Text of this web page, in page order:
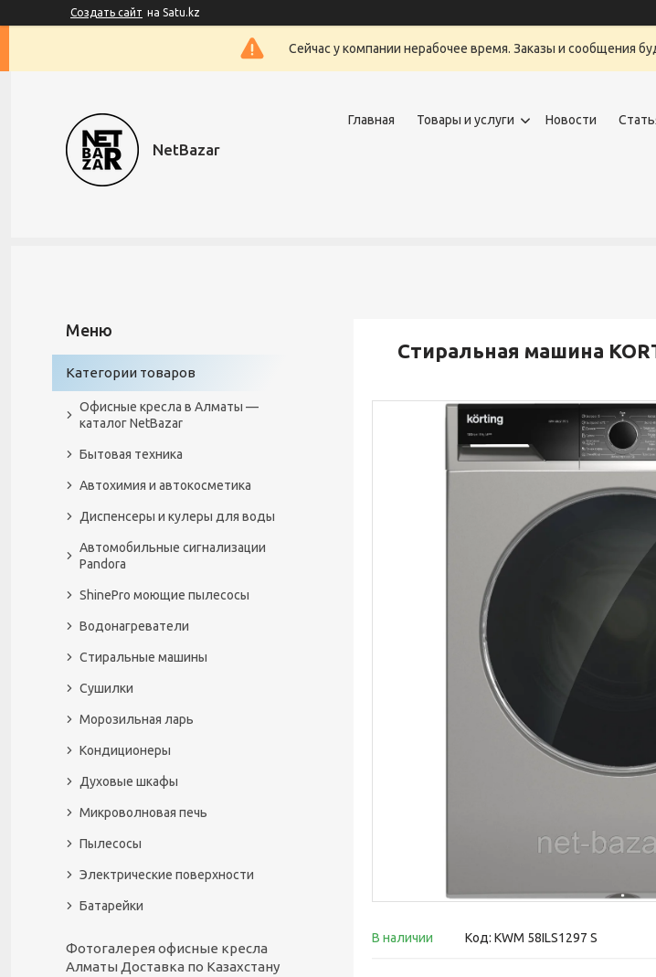
Создать сайт на Satu.kz
Сейчас у компании нерабочее время. Заказы и сообщения
NetBazar
Главная Товары и услуги Новости
Стиральная машина
В наличии Код: KWM 58ILS1297 S
Категории товаров
Офисные кресла в Алматы —
каталог NetBazar
Бытовая техника
Автохимия и автокосметика
Диспенсеры и кулеры для воды
Автомобильные сигнализации
Pandora
ShinePro моющие пылесосы
Водонагреватели
Стиральные машины
Сушилки
Морозильная ларь
Кондиционеры
Духовые шкафы
Микроволновая печь
Пылесосы
Электрические поверхности
Батарейки
Фотогалерея офисные кресла
Алматы Доставка по Казахстану